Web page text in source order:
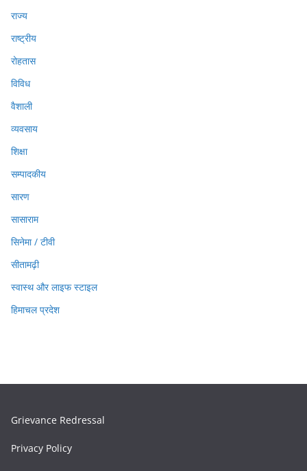
राज्य
राष्ट्रीय
रोहतास
विविध
वैशाली
व्यवसाय
शिक्षा
सम्पादकीय
सारण
सासाराम
सिनेमा / टीवी
सीतामढ़ी
स्वास्थ और लाइफ स्टाइल
हिमाचल प्रदेश
Grievance Redressal
Privacy Policy